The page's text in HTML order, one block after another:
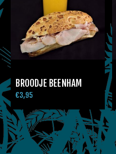
BROODJE BEENHAM
€3,95